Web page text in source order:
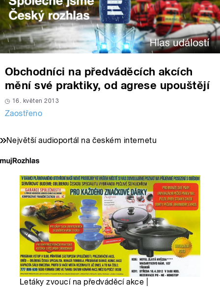
Obchodníci na předváděcích akcích
mění své praktiky, od agrese upouštějí
16. květen 2013
Zaostřeno
Největší audioportál na českém internetu
Letáky zvoucí na předváděcí akce |